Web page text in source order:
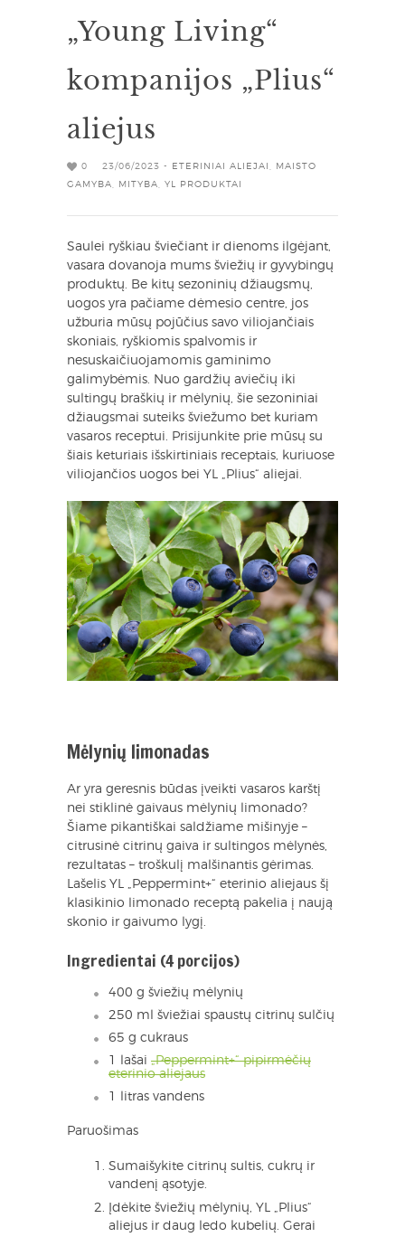
„Young Living“
kompanijos „Plius“
aliejus
0 23/06/2023 - ETERINIAI ALIEJAI
MAISTO
GAMYBA
MITYBA YL PRODUKTAI
Saulei ryškiau šviečiant ir dienoms ilgėjant,
vasara dovanoja mums šviežių ir gyvybingų
produktų. Be kitų sezoninių džiaugsmų,
uogos yra pačiame dėmesio centre, jos
užburia mūsų pojūčius savo viliojančiais
skoniais, ryškiomis spalvomis ir
nesuskaičiuojamomis gaminimo
galimybėmis. Nuo gardžių aviečių iki
sultingų braškių ir mėlynių, šie sezoniniai
džiaugsmai suteiks šviežumo bet kuriam
vasaros receptui. Prisijunkite prie mūsų su
šiais keturiais išskirtiniais receptais, kuriuose
viliojančios uogos bei YL „Plius“ aliejai.
Mėlynių limonadas
Ar yra geresnis būdas įveikti vasaros karštį
nei stiklinė gaivaus mėlynių limonado?
Šiame pikantiškai saldžiame mišinyje –
citrusinė citrinų gaiva ir sultingos mėlynės,
rezultatas – troškulį malšinantis gėrimas.
Lašelis YL „Peppermint+“ eterinio aliejaus šį
klasikinio limonado receptą pakelia į naują
skonio ir gaivumo lygį.
Ingredientai (4 porcijos)
400 g šviežių mėlynių
250 ml šviežiai spaustų citrinų sulčių
65 g cukraus
1 lašai „Peppermint+“ pipirmėčių
eterinio aliejaus
1 litras vandens
Paruošimas
Sumaišykite citrinų sultis, cukrų ir
vandenį ąsotyje.
Įdėkite šviežių mėlynių, YL „Plius“
aliejus ir daug ledo kubelių. Gerai